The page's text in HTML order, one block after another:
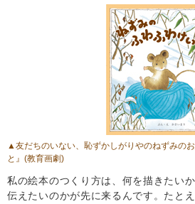
▲友だちのいない、恥ずかしがりやのねずみの
と』 (教育画劇)
私の絵本のつくり方は、何を描きたい
伝えたいのかが先に来るんです。たと